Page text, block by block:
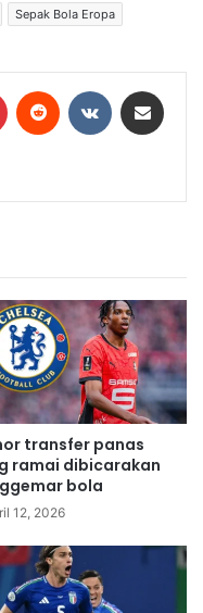
Sepak Bola Eropa
transfer panas
ramai dibicarakan
bola
12, 2026